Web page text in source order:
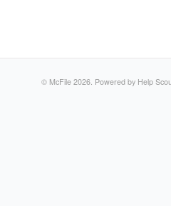
© McFile 2026. Powered by Help